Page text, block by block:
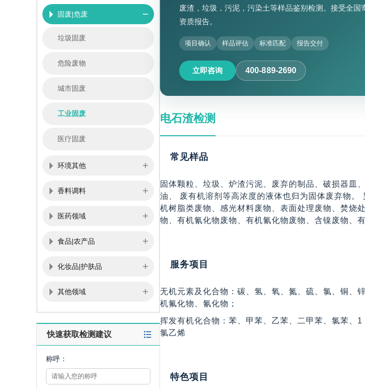
固废|危废
垃圾固废
危险废物
城市固废
工业固废
医疗固废
环境其他
香料调料
医药领域
食品|农产品
化妆品|护肤品
其他领域
快速获取检测建议
称呼：
废渣，垃圾，污泥，污染土等样品鉴别检测。接受全国
资质报告。
项目确认 样品评估 标准匹配 报告交付
立即咨询 400-889-2690
电石渣检测
常见样品
固体颗粒、垃圾、炉渣污泥、废弃的制品、破损器皿
油、 废有机溶剂等高浓度的液体也归为固体废弃物
机树脂类废物、感光材料废物、表面处理废物、焚烧
物、有机氰化物废物、有机氰化物废物、含镍废物、
服务项目
无机元素及化合物：碳、氢、氧、氮、硫、氯、铜、
机氟化物、氰化物；
挥发有机化合物：苯、甲苯、乙苯、二甲苯、氯苯、
氯乙烯
特色项目